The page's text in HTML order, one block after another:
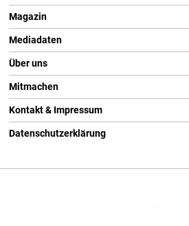
Magazin
Mediadaten
Über uns
Mitmachen
Kontakt & Impressum
Datenschutzerklärung